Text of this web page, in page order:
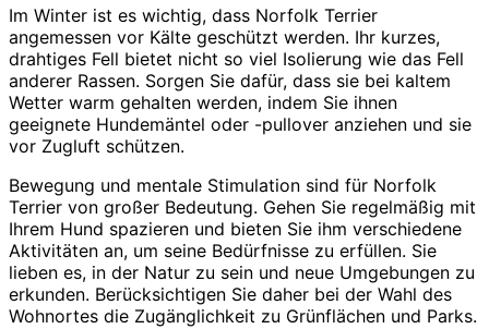
Im Winter ist es wichtig, dass Norfolk Terrier
angemessen vor Kälte geschützt werden. Ihr kurzes,
drahtiges Fell bietet nicht so viel Isolierung wie das Fell
anderer Rassen. Sorgen Sie dafür, dass sie bei kaltem
Wetter warm gehalten werden, indem Sie ihnen
geeignete Hundemäntel oder -pullover anziehen und sie
vor Zugluft schützen.
Bewegung und mentale Stimulation sind für Norfolk
Terrier von großer Bedeutung. Gehen Sie regelmäßig mit
Ihrem Hund spazieren und bieten Sie ihm verschiedene
Aktivitäten an, um seine Bedürfnisse zu erfüllen. Sie
lieben es, in der Natur zu sein und neue Umgebungen zu
erkunden. Berücksichtigen Sie daher bei der Wahl des
Wohnortes die Zugänglichkeit zu Grünflächen und Parks.